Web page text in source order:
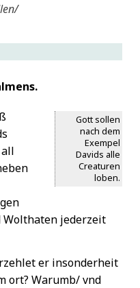
Gott sollen
nach dem
Exempel
Davids alle
Creaturen
loben.
Wolthaten jederzeit
er insonderheit
ort? Warumb/ vnd